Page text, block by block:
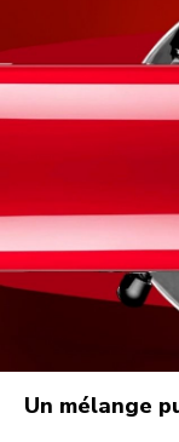
Un mélange